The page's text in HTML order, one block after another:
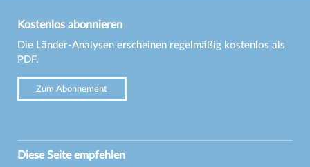
Kostenlos abonnieren
Die Länder-Analysen erscheinen regelmäßig kostenlos als
PDF.
Zum Abonnement
Diese Seite empfehlen